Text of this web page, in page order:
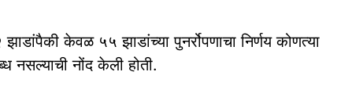
झाडांपैकी केवळ ५५ झाडांच्या पुनर्रोपणाचा निर्णय कोणत्या
नसल्याची नोंद केली होती.